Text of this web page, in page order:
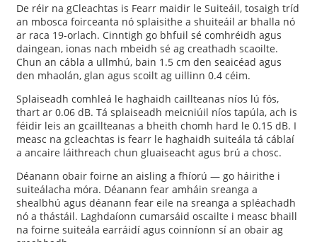
De réir na gCleachtas is Fearr maidir le Suiteáil, tosaigh tríd
an mbosca foirceanta nó splaisithe a shuiteáil ar bhalla nó
ar raca 19-orlach. Cinntigh go bhfuil sé comhréidh agus
daingean, ionas nach mbeidh sé ag creathadh scaoilte.
Chun an cábla a ullmhú, bain 1.5 cm den seaicéad agus
den mhaolán, glan agus scoilt ag uillinn 0.4 céim.
Splaiseadh comhleá le haghaidh caillteanas níos lú fós,
thart ar 0.06 dB. Tá splaiseadh meicniúil níos tapúla, ach is
féidir leis an gcaillteanas a bheith chomh hard le 0.15 dB. I
measc na gcleachtas is fearr le haghaidh suiteála tá cáblaí
a ancaire láithreach chun gluaiseacht agus brú a chosc.
Déanann obair foirne an aisling a fhíorú — go háirithe i
suiteálacha móra. Déanann fear amháin sreanga a
shealbhú agus déanann fear eile na sreanga a spléachadh
nó a thástáil. Laghdaíonn cumarsáid oscailte i measc bhaill
na foirne suiteála earráidí agus coinníonn sí an obair ag